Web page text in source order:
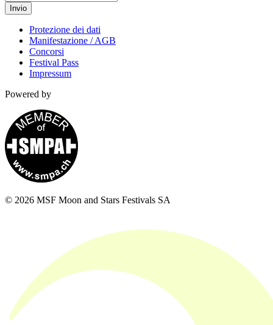
Invio
Protezione dei dati
Manifestazione / AGB
Concorsi
Festival Pass
Impressum
Powered by
© 2026 MSF Moon and Stars Festivals SA